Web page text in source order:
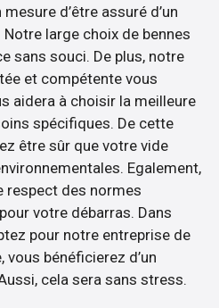
d’être assuré d’un
large choix de bennes
sans souci. De plus, notre
et compétente vous
aidera à choisir la meilleure
spécifiques. De cette
être sûr que votre vide
Egalement,
respect des normes
votre débarras. Dans
pour notre entreprise de
vous bénéficierez d’un
cela sera sans stress.